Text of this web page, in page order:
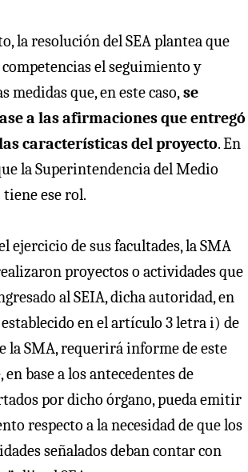
la resolución del SEA plantea que
el seguimiento y
medidas que, en este caso,se
a las afirmaciones que entregó
características del proyecto. En
la Superintendencia del Medio
ese rol.
ejercicio de sus facultades, la SMA
proyectos o actividades que
al SEIA, dicha autoridad, en
en el artículo 3 letra i) de
la SMA, requerirá informe de este
base a los antecedentes de
por dicho órgano, pueda emitir
respecto a la necesidad de que los
señalados deban contar con